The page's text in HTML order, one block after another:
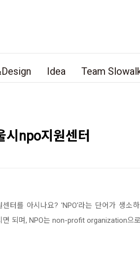
Idea Team
시npo지원센터
터를 아시나요? 'NPO'라는 단어가 생
되며, NPO는 non-profit organization으